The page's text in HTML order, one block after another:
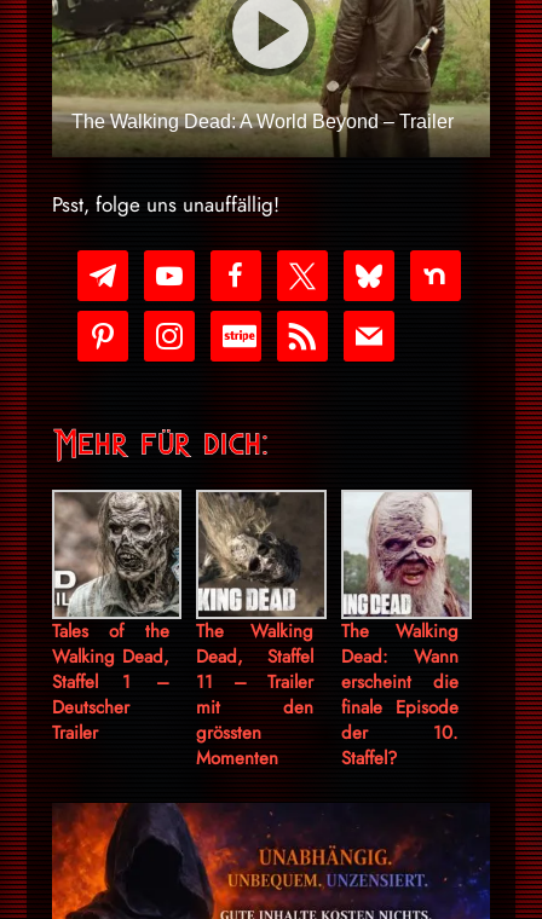
The Walking Dead: A World Beyond – Trailer
Psst, folge uns unauffällig!
telegram
youtube-
play
facebookx bluesky nextdoor
pinterest instagramcc-
stripe
rss mail
Mehr für dich:
Tales of the
Walking Dead,
Staffel 1 –
Deutscher
Trailer
The Walking
Dead, Staffel
11 – Trailer
mit den
grössten
Momenten
The Walking
Dead: Wann
erscheint die
finale Episode
der 10.
Staffel?